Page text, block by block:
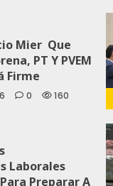
Mier Que
PT Y PVEM
Firme
0 160
Laborales
Preparar A